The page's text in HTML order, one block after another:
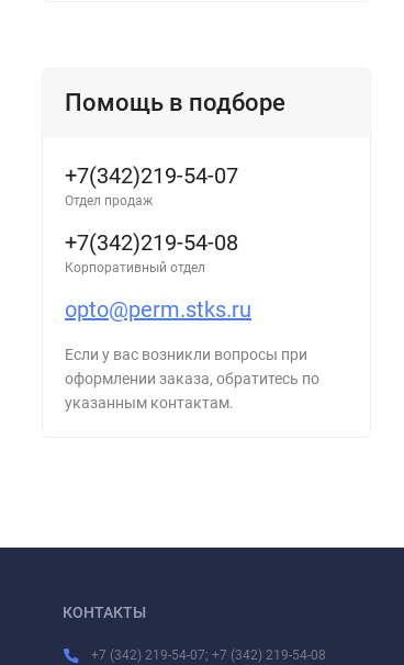
Помощь в подборе
+7(342)219-54-07
Отдел продаж
+7(342)219-54-08
Корпоративный отдел
opto@perm.stks.ru
Если у вас возникли вопросы при
оформлении заказа, обратитесь по
указанным контактам.
КОНТАКТЫ
+7 (342) 219-54-07; +7 (342) 219-54-08